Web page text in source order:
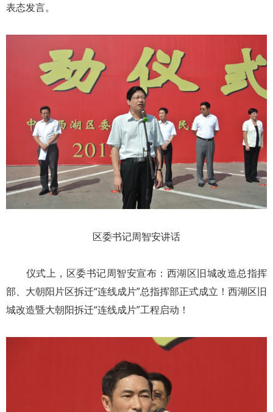
表态发言。
区委书记周智安讲话
仪式上，区委书记周智安宣布：西湖区旧城改造总指挥
部、大朝阳片区拆迁“连线成片”总指挥部正式成立！西湖区旧
城改造暨大朝阳拆迁“连线成片”工程启动！